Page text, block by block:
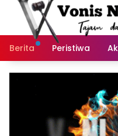
Langsung
Berita
Peristiwa